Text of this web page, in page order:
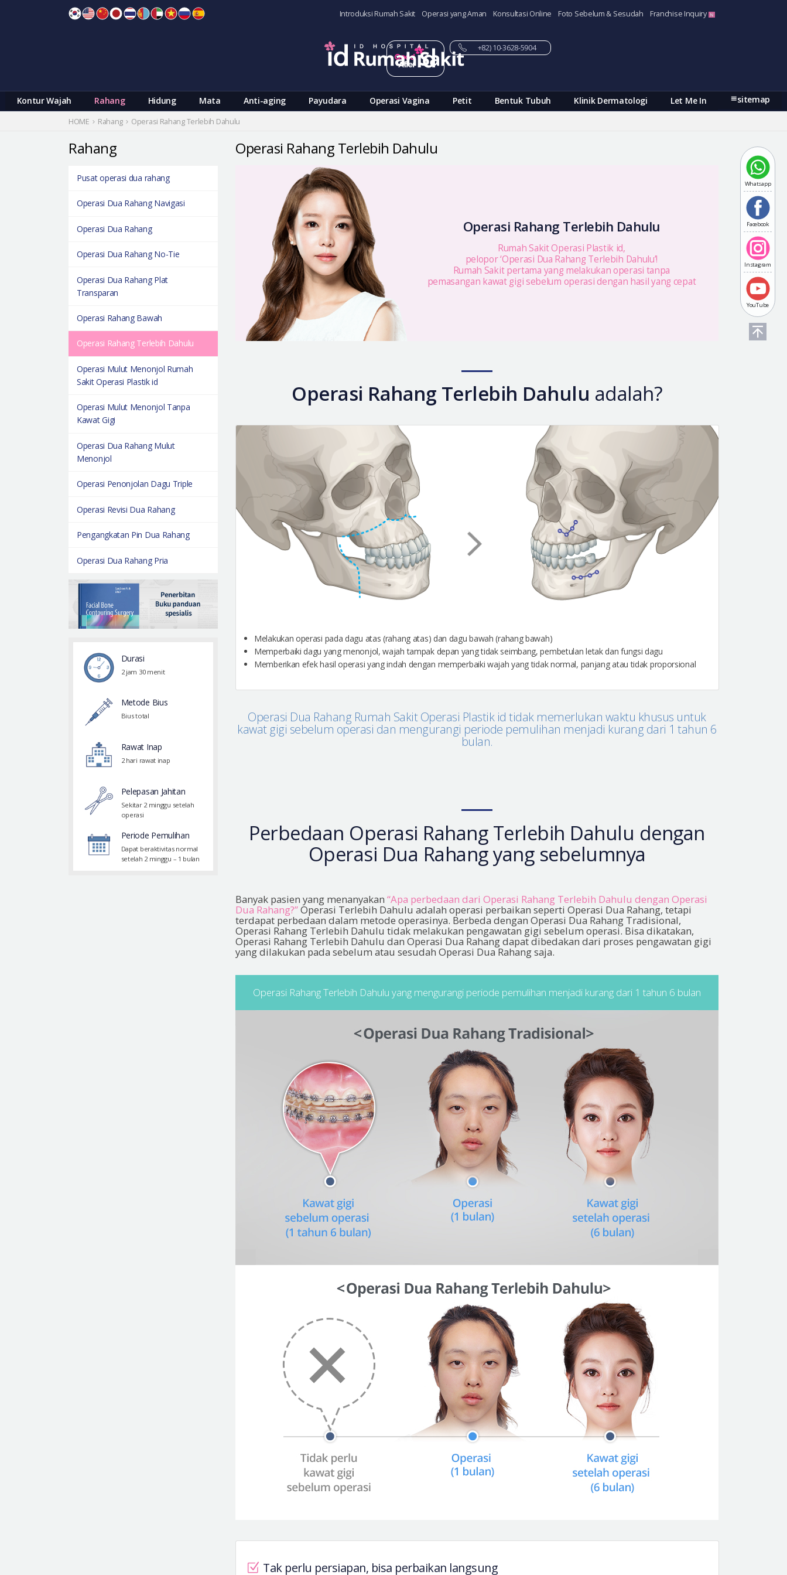
Introduksi Rumah Sakit Operasi yang Aman Konsultasi Online Foto Sebelum & Sesudah Franchise Inquiry
Kontur Wajah Rahang Hidung Mata Anti-aging Payudara Operasi Vagina Petit Bentuk Tubuh Klinik Dermatologi Let Me In sitemap
+82) 10-3628-5904
Whatsapp
Facebook
Instagram
YouTube
HOME Rahang Operasi Rahang Terlebih Dahulu
Operasi Rahang Terlebih Dahulu
Operasi Rahang Terlebih Dahulu
Rumah Sakit Operasi Plastik id,
pelopor ‘Operasi Dua Rahang Terlebih Dahulu’!
Rumah Sakit pertama yang melakukan operasi tanpa
pemasangan kawat gigi sebelum operasi dengan hasil yang cepat
Operasi Rahang Terlebih Dahulu adalah?
Melakukan operasi pada dagu atas (rahang atas) dan dagu bawah (rahang bawah)
Memperbaiki dagu yang menonjol, wajah tampak depan yang tidak seimbang, pembetulan letak dan fungsi dagu
Memberikan efek hasil operasi yang indah dengan memperbaiki wajah yang tidak normal, panjang atau tidak proporsional
Operasi Dua Rahang Rumah Sakit Operasi Plastik id tidak memerlukan waktu khusus untuk
kawat gigi sebelum operasi dan mengurangi periode pemulihan menjadi kurang dari 1 tahun 6
bulan.
Perbedaan Operasi Rahang Terlebih Dahulu dengan
Operasi Dua Rahang yang sebelumnya
Banyak pasien yang menanyakan “Apa perbedaan dari Operasi Rahang Terlebih Dahulu dengan Operasi
Dua Rahang?”Operasi Terlebih Dahulu adalah operasi perbaikan seperti Operasi Dua Rahang, tetapi
terdapat perbedaan dalam metode operasinya. Berbeda dengan Operasi Dua Rahang Tradisional,
Operasi Rahang Terlebih Dahulu tidak melakukan pengawatan gigi sebelum operasi. Bisa dikatakan,
Operasi Rahang Terlebih Dahulu dan Operasi Dua Rahang dapat dibedakan dari proses pengawatan gigi
yang dilakukan pada sebelum atau sesudah Operasi Dua Rahang saja.
Operasi Rahang Terlebih Dahulu yang mengurangi periode pemulihan menjadi kurang dari 1 tahun 6 bulan
Tak perlu persiapan, bisa perbaikan langsung
Rahang
Pusat operasi dua rahang
Operasi Dua Rahang Navigasi
Operasi Dua Rahang
Operasi Dua Rahang No-Tie
Operasi Dua Rahang Plat
Transparan
Operasi Rahang Bawah
Operasi Rahang Terlebih Dahulu
Operasi Mulut Menonjol Rumah
Sakit Operasi Plastik id
Operasi Mulut Menonjol Tanpa
Kawat Gigi
Operasi Dua Rahang Mulut
Menonjol
Operasi Penonjolan Dagu Triple
Operasi Revisi Dua Rahang
Pengangkatan Pin Dua Rahang
Operasi Dua Rahang Pria
Durasi
2 jam 30 menit
Metode Bius
Bius total
Rawat Inap
2 hari rawat inap
Pelepasan Jahitan
Sekitar 2 minggu setelah
operasi
Periode Pemulihan
Dapat beraktivitas normal
setelah 2 minggu – 1 bulan